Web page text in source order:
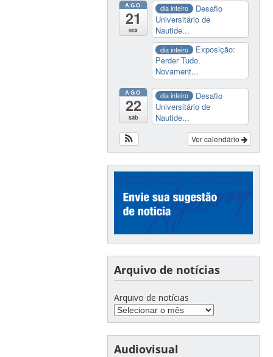
AGO
21
sex
dia inteiro
Desafio
Universitário de
Nautide...
dia inteiro
Exposição:
Perder Tudo.
Novament...
AGO
22
sáb
dia inteiro
Desafio
Universitário de
Nautide...
Ver calendário
Arquivo de notícias
Arquivo de notícias
Audiovisual